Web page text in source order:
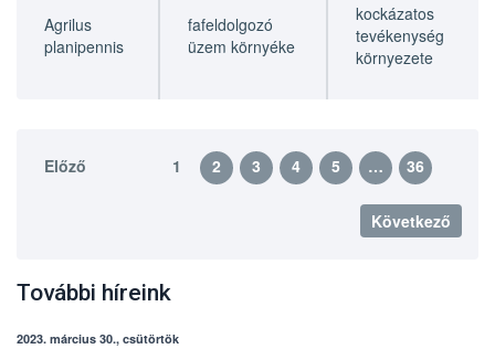
Agrilus
planipennis
fafeldolgozó
üzem környéke
kockázatos
tevékenység
környezete
Előző 1 2 3 4 5 … 36
Következő
További híreink
2023. március 30., csütörtök